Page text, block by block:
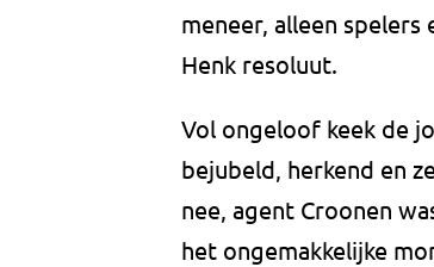
meneer, alleen
Henk resoluut.
Vol ongeloof keek de
bejubeld, herkend en
nee, agent Croonen
het ongemakkelijke